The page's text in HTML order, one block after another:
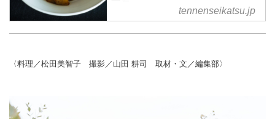
tennenseikatsu.jp
〈料理／松田美智子 撮影／山田 耕司 取材・文／編集部〉